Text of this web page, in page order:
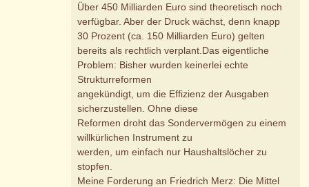
Über 450 Milliarden Euro sind theoretisch noch
verfügbar. Aber der Druck wächst, denn knapp
30 Prozent (ca. 150 Milliarden Euro) gelten
bereits als rechtlich verplant.Das eigentliche
Problem: Bisher wurden keinerlei echte
Strukturreformen
angekündigt, um die Effizienz der Ausgaben
sicherzustellen. Ohne diese
Reformen droht das Sondervermögen zu einem
willkürlichen Instrument zu
werden, um einfach nur Haushaltslöcher zu
stopfen.
Meine Forderung an Friedrich Merz: Die Mittel